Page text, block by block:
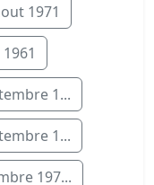
1971
1...
1...
197...